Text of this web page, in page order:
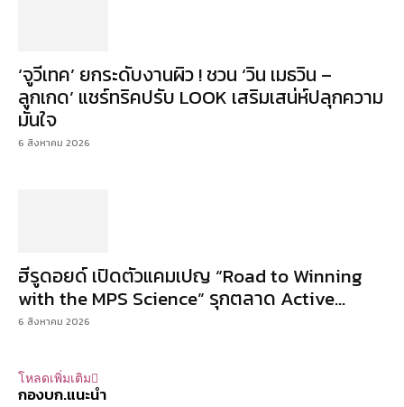
‘จูวีเทค’ ยกระดับงานผิว ! ชวน ‘วิน เมธวิน –
ลูกเกด’ แชร์ทริคปรับ LOOK เสริมเสน่ห์ปลุกความ
มั่นใจ
6 สิงหาคม 2026
ฮีรูดอยด์ เปิดตัวแคมเปญ “Road to Winning
with the MPS Science” รุกตลาด Active...
6 สิงหาคม 2026
โหลดเพิ่มเติม
กองบก.แนะนำ